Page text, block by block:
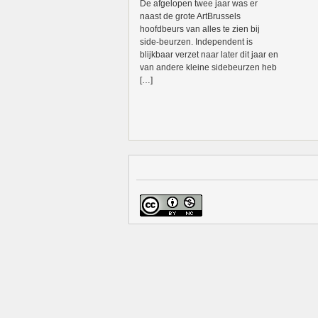
De afgelopen twee jaar was er
naast de grote ArtBrussels
hoofdbeurs van alles te zien bij
side-beurzen. Independent is
blijkbaar verzet naar later dit jaar en
van andere kleine sidebeurzen heb
[…]